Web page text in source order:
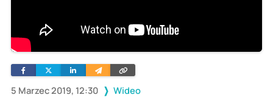
5 Marzec 2019, 12:30 Wideo
FacebookTwitterLinkedinWyślij
e-
Skopiuj
link